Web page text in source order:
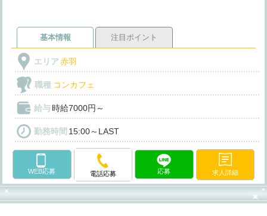
基本情報 注目ポイント
エリア赤羽
職種 コンカフェ
給与時給7000円～
勤務時間 15:00～LAST
WEB応募 電話応募 応募 求人詳細